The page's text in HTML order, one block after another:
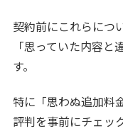
契約前にこれらにつ
「思っていた内容
す。
特に「思わぬ追加料
評判を事前にチェッ